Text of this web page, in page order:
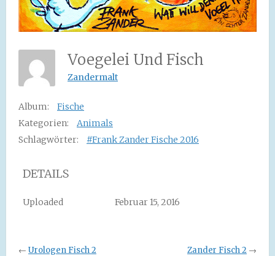
Voegelei Und Fisch
Zandermalt
Album:
Fische
Kategorien:
Animals
Schlagwörter:
#Frank Zander Fische 2016
DETAILS
Uploaded Februar 15, 2016
← Urologen Fisch 2 Zander Fisch 2 →